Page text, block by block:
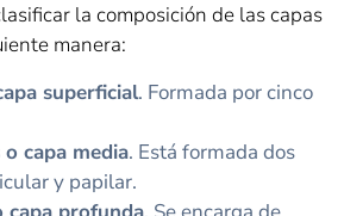
la composición de las capas
manera:
superficial. Formada por cinco
capa media. Está formada dos
y papilar.